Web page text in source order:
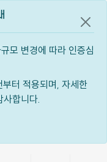
모 변경에 따라 인증심
터 적용되며, 자세한
사합니다.
공지